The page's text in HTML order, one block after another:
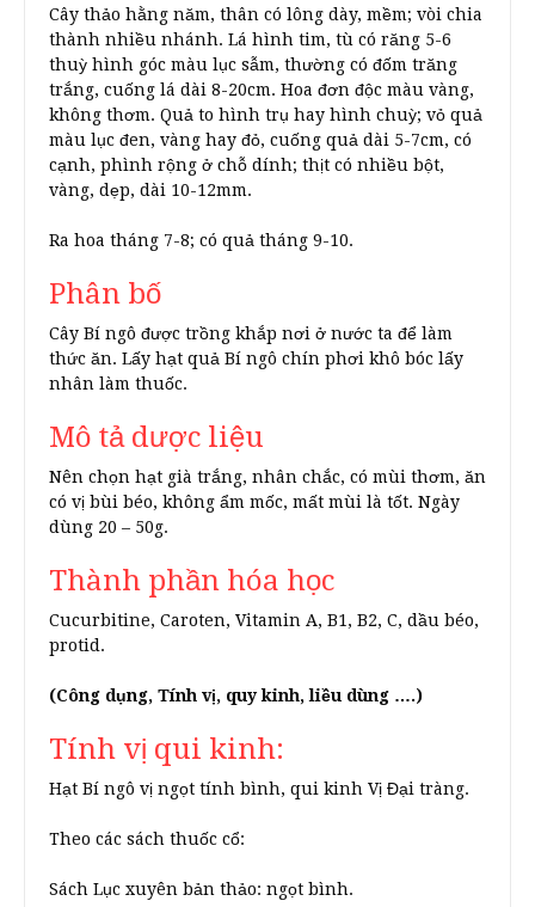
Cây thảo hằng năm, thân có lông dày, mềm; vòi chia
thành nhiều nhánh. Lá hình tim, tù có răng 5-6
thuỳ hình góc màu lục sẫm, thường có đốm trăng
trắng, cuống lá dài 8-20cm. Hoa đơn độc màu vàng,
không thơm. Quả to hình trụ hay hình chuỳ; vỏ quả
màu lục đen, vàng hay đỏ, cuống quả dài 5-7cm, có
cạnh, phình rộng ở chỗ dính; thịt có nhiều bột,
vàng, dẹp, dài 10-12mm.
Ra hoa tháng 7-8; có quả tháng 9-10.
Phân bố
Cây Bí ngô được trồng khắp nơi ở nước ta để làm
thức ăn. Lấy hạt quả Bí ngô chín phơi khô bóc lấy
nhân làm thuốc.
Mô tả dược liệu
Nên chọn hạt già trắng, nhân chắc, có mùi thơm, ăn
có vị bùi béo, không ẩm mốc, mất mùi là tốt. Ngày
dùng 20 – 50g.
Thành phần hóa học
Cucurbitine, Caroten, Vitamin A, B1, B2, C, dầu béo,
protid.
(Công dụng, Tính vị, quy kinh, liều dùng ….)
Tính vị qui kinh:
Hạt Bí ngô vị ngọt tính bình, qui kinh Vị Đại tràng.
Theo các sách thuốc cổ:
Sách Lục xuyên bản thảo: ngọt bình.